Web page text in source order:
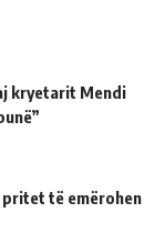
kryetarit Mendi
të emërohen